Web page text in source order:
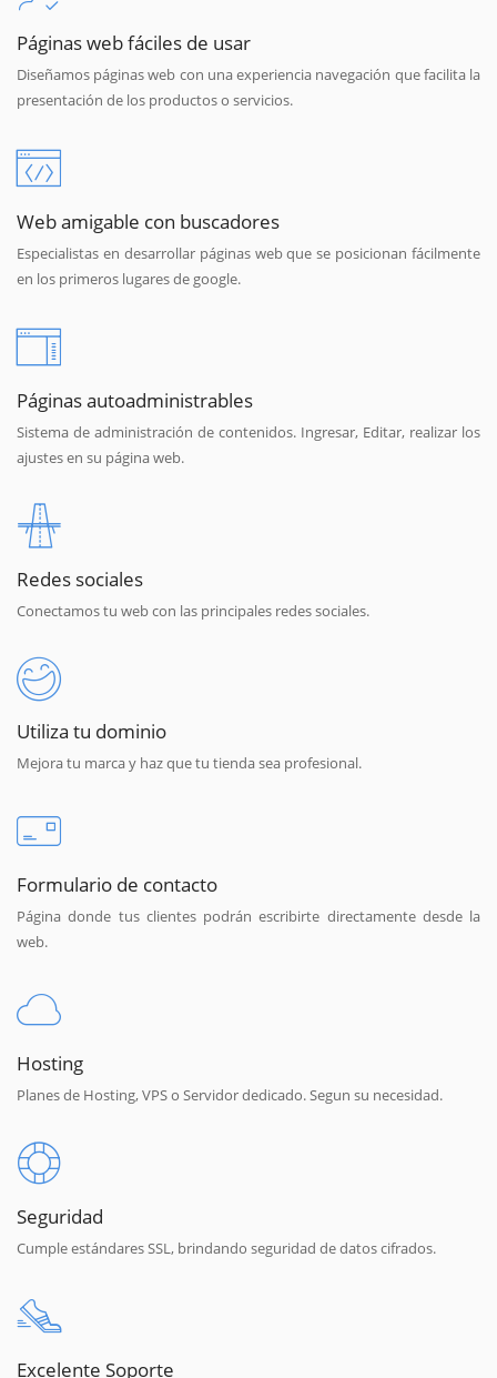
Páginas web fáciles de usar
Diseñamos páginas web con una experiencia navegación que facilita la
presentación de los productos o servicios.
Web amigable con buscadores
Especialistas en desarrollar páginas web que se posicionan fácilmente
en los primeros lugares de google.
Páginas autoadministrables
Sistema de administración de contenidos. Ingresar, Editar, realizar los
ajustes en su página web.
Redes sociales
Conectamos tu web con las principales redes sociales.
Utiliza tu dominio
Mejora tu marca y haz que tu tienda sea profesional.
Formulario de contacto
Página donde tus clientes podrán escribirte directamente desde la
web.
Hosting
Planes de Hosting, VPS o Servidor dedicado. Segun su necesidad.
Seguridad
Cumple estándares SSL, brindando seguridad de datos cifrados.
Excelente Soporte